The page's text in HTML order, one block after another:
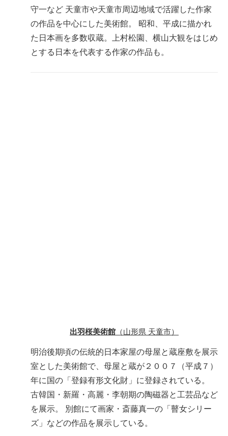
守一など 天童市や天童市周辺地域で活躍した作家
の作品を中心にした美術館。 昭和、平成に描かれ
た日本画を多数収蔵。上村松園、横山大観をはじめ
とする日本を代表する作家の作品も。
出羽桜美術館 （山形県 天童市）
明治後期頃の伝統的日本家屋の母屋と蔵座敷を展示
室とした美術館で、母屋と蔵が２００７（平成７）
年に国の「登録有形文化財」に登録されている。
古韓国・新羅・高麗・李朝期の陶磁器と工芸品など
を展示。 別館にて画家・斎藤真一の「瞽女シリー
ズ」などの作品を展示している。